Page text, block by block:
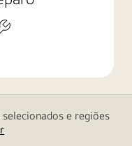
e regiões